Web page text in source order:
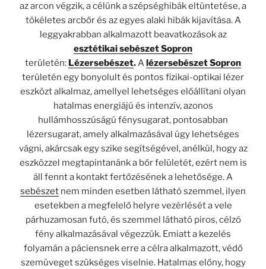
az arcon végzik, a célünk a szépséghibák eltüntetése, a
tökéletes arcbőr és az egyes alaki hibák kijavítása. A
leggyakrabban alkalmazott beavatkozások az
esztétikai sebészet Sopron
területén: Lézersebészet.Alézersebészet Sopron
területén egy bonyolult és pontos fizikai-optikai lézer
eszközt alkalmaz, amellyel lehetséges előállítani olyan
hatalmas energiájú és intenzív, azonos
hullámhosszúságú fénysugarat, pontosabban
lézersugarat, amely alkalmazásával úgy lehetséges
vágni, akárcsak egy szike segítségével, anélkül, hogy az
eszközzel megtapintanánk a bőr felületét, ezért nem is
áll fennt a kontakt fertőzésének a lehetősége. A
sebészet nem minden esetben látható szemmel, ilyen
esetekben a megfelelő helyre vezérlését a vele
párhuzamosan futó, és szemmel látható piros, célzó
fény alkalmazásával végezzük. Emiatt a kezelés
folyamán a páciensnek erre a célra alkalmazott, védő
szemüveget szükséges viselnie. Hatalmas előny, hogy